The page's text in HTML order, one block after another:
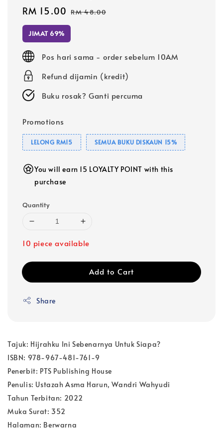
Sale
price
RM 15.00 Regular
RM 48.00
JIMAT 69%
Pos hari sama - order sebelum 10AM
Refund dijamin (kredit)
Buku rosak? Ganti percuma
Promotions
LELONG RM15 SEMUA BUKU DISKAUN 15%
You will earn 15 LOYALTY POINT with this
purchase
Quantity
10 piece available
Add to Cart
Share
Tajuk: Hijrahku Ini Sebenarnya Untuk Siapa?
ISBN: 978-967-481-761-9
Penerbit: PTS Publishing House
Penulis: Ustazah Asma Harun, Wandri Wahyudi
Tahun Terbitan: 2022
Muka Surat: 352
Halaman: Berwarna